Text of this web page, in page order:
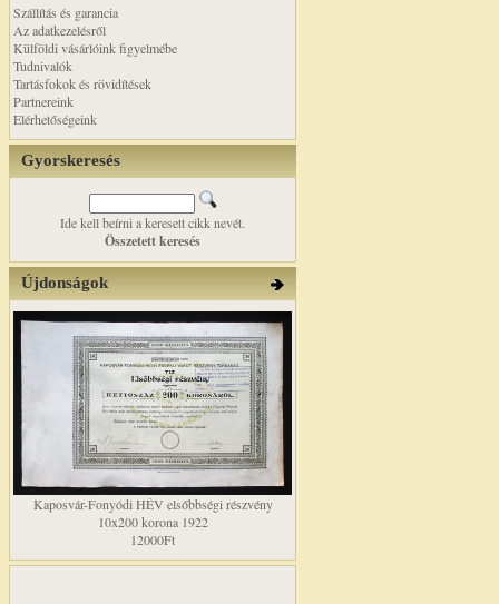
Szállítás és garancia
Az adatkezelésről
Külföldi vásárlóink figyelmébe
Tudnivalók
Tartásfokok és rövidítések
Partnereink
Elérhetőségeink
Gyorskeresés
Ide kell beírni a keresett cikk nevét.
Összetett keresés
Újdonságok
Kaposvár-Fonyódi HÉV elsőbbségi részvény
10x200 korona 1922
12000Ft